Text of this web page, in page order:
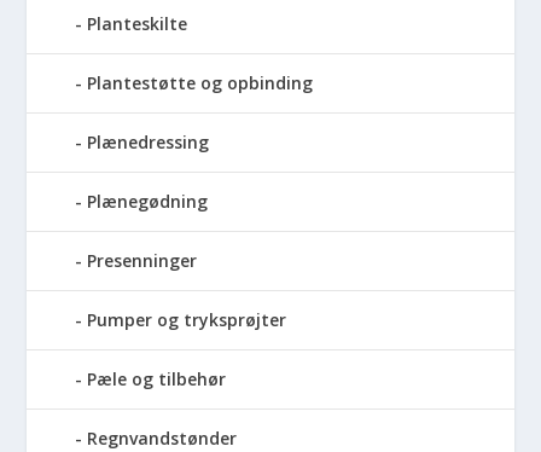
Planteskilte
Plantestøtte og opbinding
Plænedressing
Plænegødning
Presenninger
Pumper og tryksprøjter
Pæle og tilbehør
Regnvandstønder